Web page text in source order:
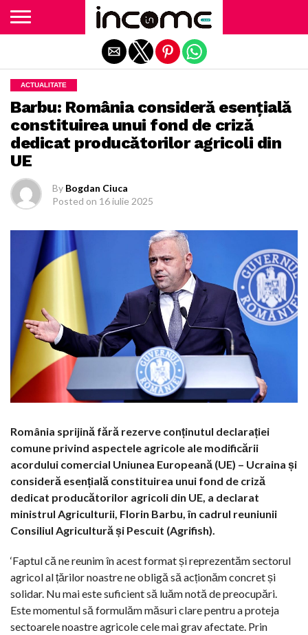
ACTUALITATE
Barbu: România consideră esențială
constituirea unui fond de criză
dedicat producătorilor agricoli din
UE
By Bogdan Ciuca
Posted on 16 iulie 2025
România sprijină fără rezerve conținutul declarației
comune privind aspectele agricole ale modificării
acordului comercial Uniunea Europeană (UE) – Ucraina și
consideră esențială constituirea unui fond de criză
dedicat producătorilor agricoli din UE, a declarat
ministrul Agriculturii, Florin Barbu, în cadrul reuniunii
Consiliul Agricultură și Pescuit (Agrifish).
‘Faptul că ne reunim în acest format și reprezentăm sectorul
agricol al țărilor noastre ne obligă să acționăm concret și
solidar. Nu mai este suficient să luăm notă de preocupări.
Este momentul să formulăm măsuri clare pentru a proteja
sectoarele noastre agricole cele mai grav afectate. Prin
Exit mobile version